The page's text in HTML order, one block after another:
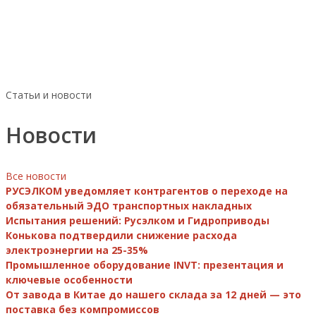
Статьи и новости
Новости
Все новости
РУСЭЛКОМ уведомляет контрагентов о переходе на
обязательный ЭДО транспортных накладных
Испытания решений: Русэлком и Гидроприводы
Конькова подтвердили снижение расхода
электроэнергии на 25-35%
Промышленное оборудование INVT: презентация и
ключевые особенности
От завода в Китае до нашего склада за 12 дней — это
поставка без компромиссов